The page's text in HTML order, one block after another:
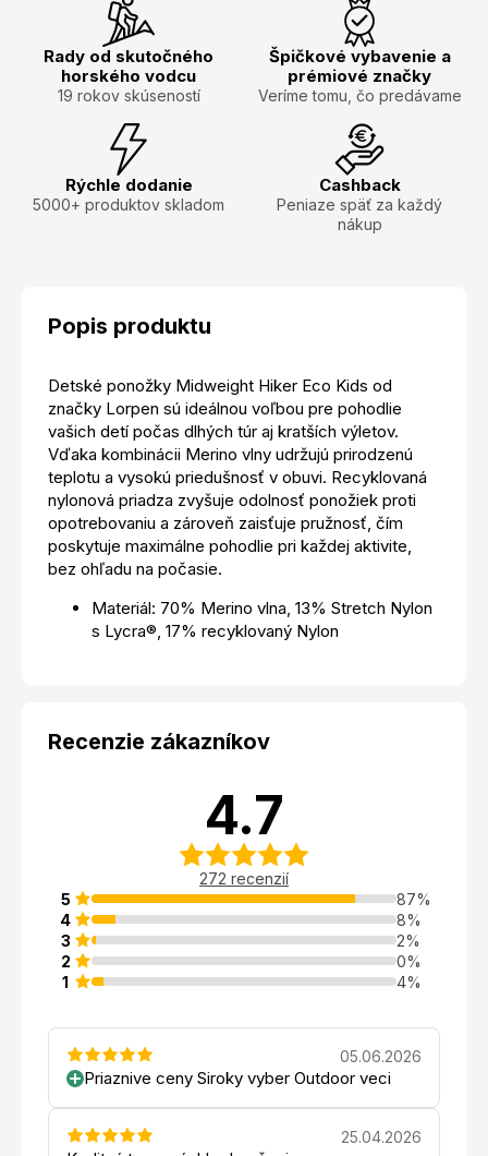
Rady od skutočného
horského vodcu
19 rokov skúseností
Špičkové vybavenie a
prémiové značky
Veríme tomu, čo predávame
Rýchle dodanie
5000+ produktov skladom
Cashback
Peniaze späť za každý
nákup
Popis produktu
Detské ponožky Midweight Hiker Eco Kids od
značky Lorpen sú ideálnou voľbou pre pohodlie
vašich detí počas dlhých túr aj kratších výletov.
Vďaka kombinácii Merino vlny udržujú prirodzenú
teplotu a vysokú priedušnosť v obuvi. Recyklovaná
nylonová priadza zvyšuje odolnosť ponožiek proti
opotrebovaniu a zároveň zaisťuje pružnosť, čím
poskytuje maximálne pohodlie pri každej aktivite,
bez ohľadu na počasie.
Materiál: 70% Merino vlna, 13% Stretch Nylon
s Lycra®, 17% recyklovaný Nylon
Recenzie zákazníkov
4.7
272 recenzií
5
87%
4
8%
3
2%
2
0%
1
4%
05.06.2026
Priaznive ceny Siroky vyber Outdoor veci
25.04.2026